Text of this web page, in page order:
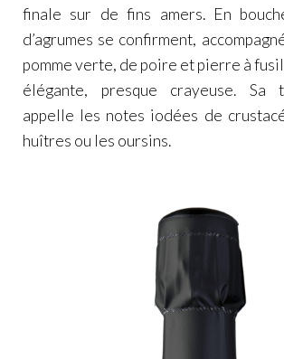
finale sur de fins amers. En
d’agrumes se confirment,
pomme verte, de poire et pierre à
élégante, presque crayeuse. Sa
appelle les notes iodées de
huîtres ou les oursins.